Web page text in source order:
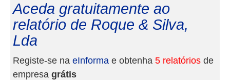
Aceda gratuitamente ao
relatório de Roque & Silva,
Lda
Registe-se na eInforma e obtenha 5 relatórios de
empresa grátis